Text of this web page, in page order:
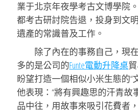
業于北京年夜學考古文博學院
都考古研討院告退，投身到文明
遺產的常識普及工作。
除了內在的事務自己，現
多的是公司的Funte電動升降桌
盼望打造一個相似小米生態的“
他表現：“將有興趣思的汗青故
品中往，用故事來吸引花費者